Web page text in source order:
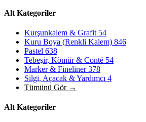
Alt Kategoriler
Kurşunkalem & Grafit 54
Kuru Boya (Renkli Kalem) 846
Pastel 638
Tebeşir, Kömür & Conté 54
Marker & Fineliner378
Silgi, Açacak & Yardımcı 4
Tümünü Gör →
Alt Kategoriler